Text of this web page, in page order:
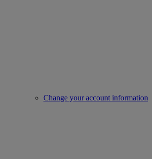
Change your account information